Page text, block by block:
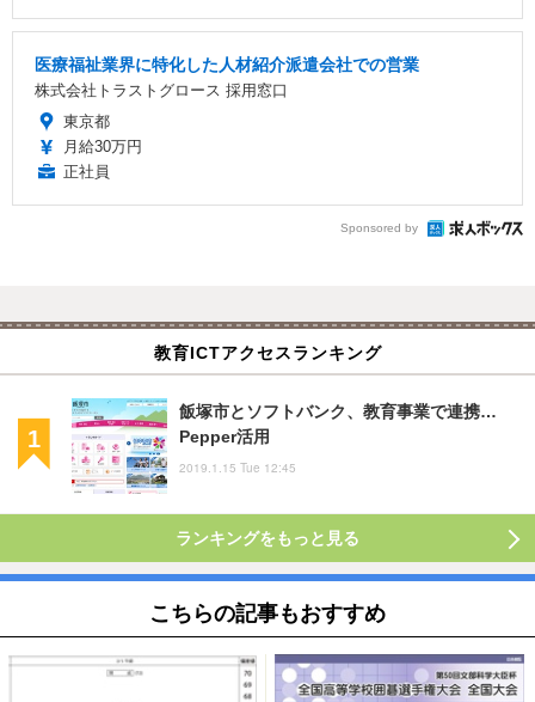
医療福祉業界に特化した人材紹介派遣会社での営業
株式会社トラストグロース 採用窓口
東京都
月給30万円
正社員
Sponsored by
教育ICTアクセスランキング
飯塚市とソフトバンク、教育事業で連携…
Pepper活用
2019.1.15 Tue 12:45
ランキングをもっと見る
こちらの記事もおすすめ